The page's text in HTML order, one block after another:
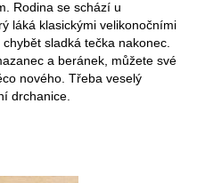
Rodina se schází u
láká klasickými velikonočními
sladká tečka nakonec.
a beránek, můžete své
nového. Třeba veselý
drchanice.